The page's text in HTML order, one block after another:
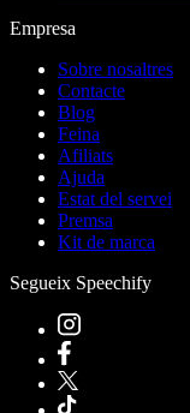
Empresa
Sobre nosaltres
Contacte
Blog
Feina
Afiliats
Ajuda
Estat del servei
Premsa
Kit de marca
Segueix Speechify